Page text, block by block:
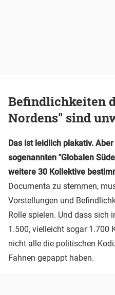
Befindlichkeiten
Nordens" sind
Das ist leidlich plakativ.
sogenannten "Globalen
weitere 30 Kollektive
Documenta zu stemmen,
Vorstellungen und
Rolle spielen. Und dass sich
1.500, vielleicht sogar 1.700
nicht alle die politischen
Fahnen gepappt haben.